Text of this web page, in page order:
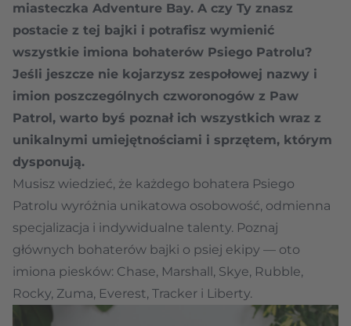
miasteczka Adventure Bay. A czy Ty znasz
postacie z tej bajki i potrafisz wymienić
wszystkie imiona bohaterów Psiego Patrolu?
Jeśli jeszcze nie kojarzysz zespołowej nazwy i
imion poszczególnych czworonogów z Paw
Patrol, warto byś poznał ich wszystkich wraz z
unikalnymi umiejętnościami i sprzętem, którym
dysponują.
Musisz wiedzieć, że każdego bohatera Psiego
Patrolu wyróżnia unikatowa osobowość, odmienna
specjalizacja i indywidualne talenty. Poznaj
głównych bohaterów bajki o psiej ekipy — oto
imiona piesków: Chase, Marshall, Skye, Rubble,
Rocky, Zuma, Everest, Tracker i Liberty.